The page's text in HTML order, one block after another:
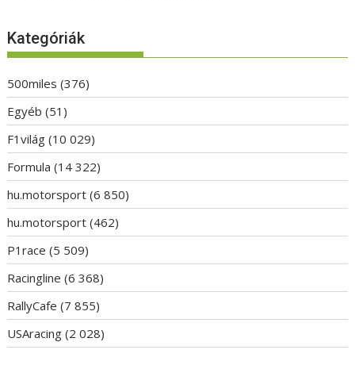
Kategóriák
500miles (376)
Egyéb (51)
F1világ (10 029)
Formula (14 322)
hu.motorsport (6 850)
hu.motorsport (462)
P1race (5 509)
Racingline (6 368)
RallyCafe (7 855)
USAracing (2 028)